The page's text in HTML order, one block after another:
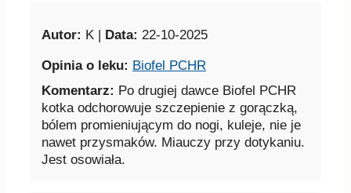
Autor: K | Data: 22-10-2025
Opinia o leku: Biofel PCHR
Komentarz: Po drugiej dawce Biofel PCHR
kotka odchorowuje szczepienie z gorączką,
bólem promieniującym do nogi, kuleje, nie je
nawet przysmaków. Miauczy przy dotykaniu.
Jest osowiała.